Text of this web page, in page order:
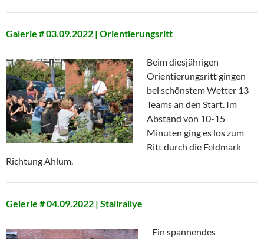
Galerie # 03.09.2022 | Orientierungsritt
Beim diesjährigen
Orientierungsritt gingen
bei schönstem Wetter 13
Teams an den Start. Im
Abstand von 10-15
Minuten ging es los zum
Ritt durch die Feldmark
Richtung Ahlum.
Gelerie # 04.09.2022 | Stallrallye
Ein spannendes